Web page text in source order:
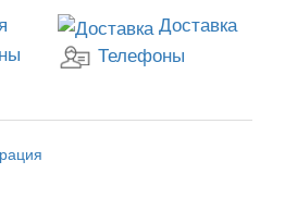
Доставка
Телефоны